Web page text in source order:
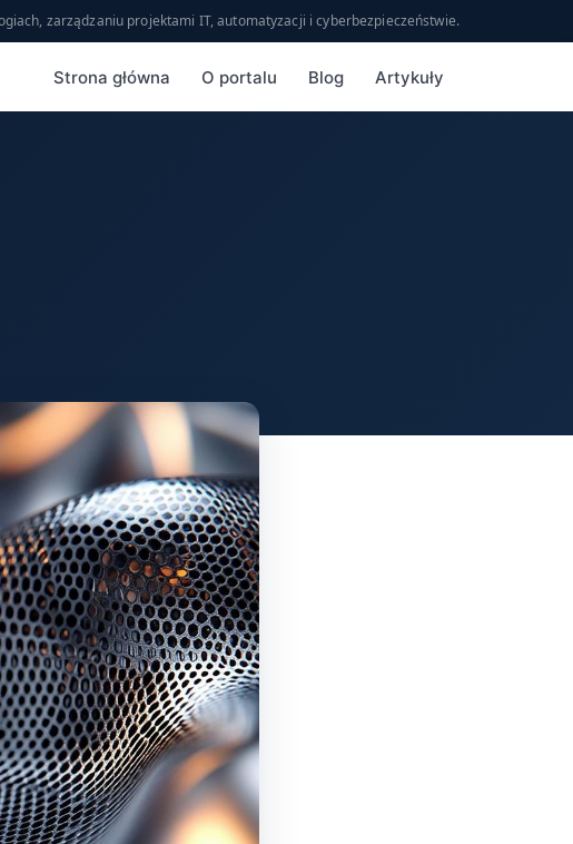
zarządzaniu projektami IT, automatyzacji i cyberbezpieczeństwie.
Strona główna O portalu Blog Artykuły